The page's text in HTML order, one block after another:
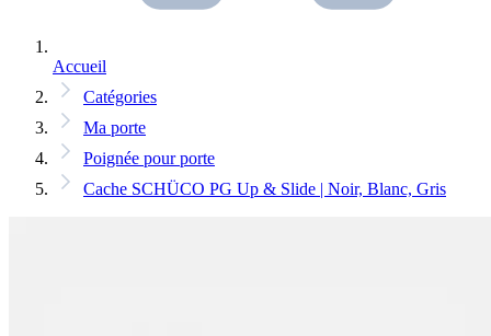
Accueil
Catégories
Ma porte
Poignée pour porte
Cache SCHÜCO PG Up & Slide | Noir, Blanc, Gris